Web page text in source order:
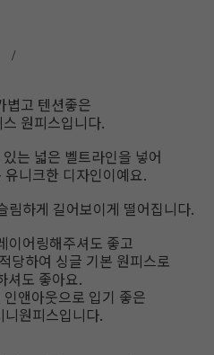
/
볍고 텐션좋은
원피스입니다.
는 넓은 벨트라인을 넣어
니크한 디자인이예요.
림하게 길어보이게 떨어집니다.
이어링해주셔도 좋고
당하여 싱글 기본 원피스로
셔도 좋아요.
앤아웃으로 입기 좋은
원피스입니다.